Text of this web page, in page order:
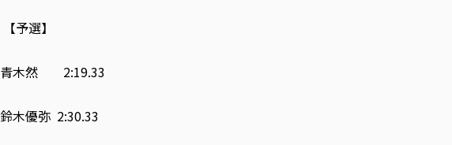
【予選】
青木然 2:19.33
鈴木優弥 2:30.33